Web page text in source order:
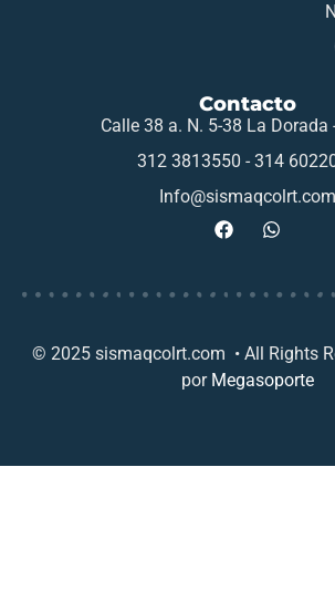
Contacto
Calle 38 a. N. 5-38 La Dorada
312 3813550 - 314
Info@sismaqcolrt.com
© 2025 sismaqcolrt.com • All Rights
por Megasoporte